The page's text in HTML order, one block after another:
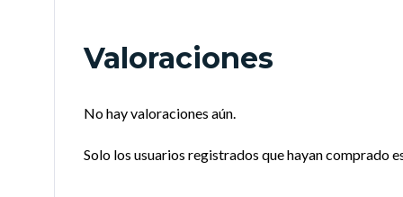
Valoraciones
No hay valoraciones aún.
Solo los usuarios registrados que hayan comprado